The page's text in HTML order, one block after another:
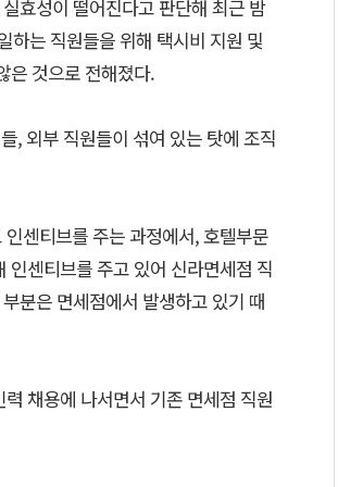
효성이 떨어진다고 판단해 최근 밤
하는 직원들을 위해 택시비 지원 및
은 것으로 전해졌다.
, 외부 직원들이 섞여 있는 탓에 조직
센티브를 주는 과정에서, 호텔부문
센티브를 주고 있어 신라면세점 직
분은 면세점에서 발생하고 있기 때
채용에 나서면서 기존 면세점 직원